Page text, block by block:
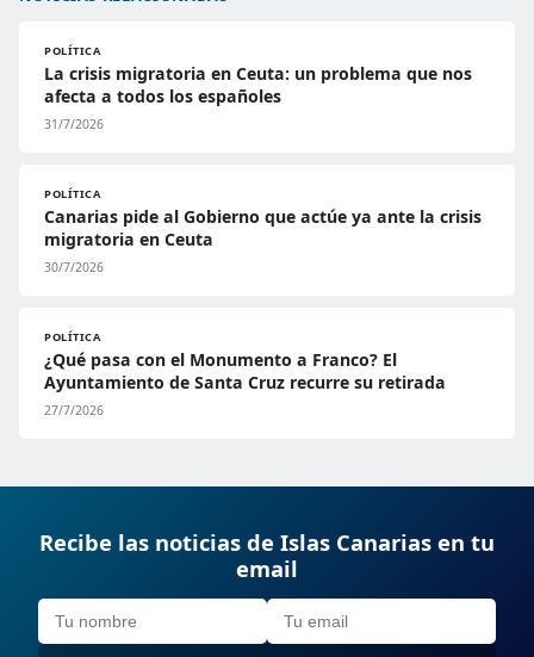
POLÍTICA
La crisis migratoria en Ceuta: un problema que nos
afecta a todos los españoles
31/7/2026
POLÍTICA
Canarias pide al Gobierno que actúe ya ante la crisis
migratoria en Ceuta
30/7/2026
POLÍTICA
¿Qué pasa con el Monumento a Franco? El
Ayuntamiento de Santa Cruz recurre su retirada
27/7/2026
Recibe las noticias de Islas Canarias en tu
email